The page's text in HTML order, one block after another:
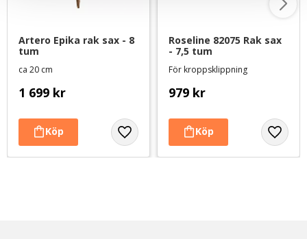
Artero Epika rak sax - 8
tum
ca 20 cm
1 699 kr
Roseline 82075 Rak sax
- 7,5 tum
För kroppsklippning
979 kr